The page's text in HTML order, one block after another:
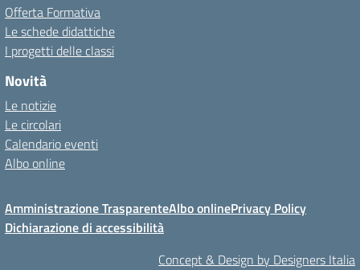
Offerta Formativa
Le schede didattiche
I progetti delle classi
Novità
Le notizie
Le circolari
Calendario eventi
Albo online
Amministrazione TrasparenteAlbo onlinePrivacy Policy
Dichiarazione di accessibilità
Concept & Design by Designers Italia